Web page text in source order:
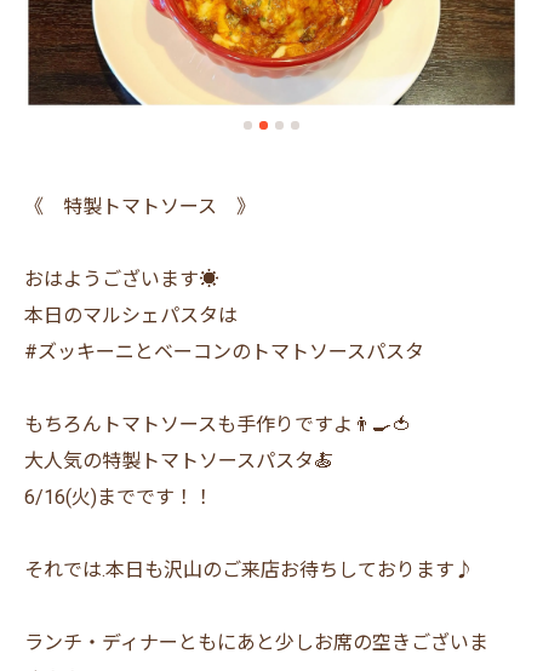
《 特製トマトソース 》
おはようございます☀
本日のマルシェパスタは
#ズッキーニとベーコンのトマトソースパスタ
もちろんトマトソースも手作りですよ👨‍🍳🍅
大人気の特製トマトソースパスタ🍝
6/16(火)までです！！
それでは.本日も沢山のご来店お待ちしております♪
ランチ・ディナーともにあと少しお席の空きございま